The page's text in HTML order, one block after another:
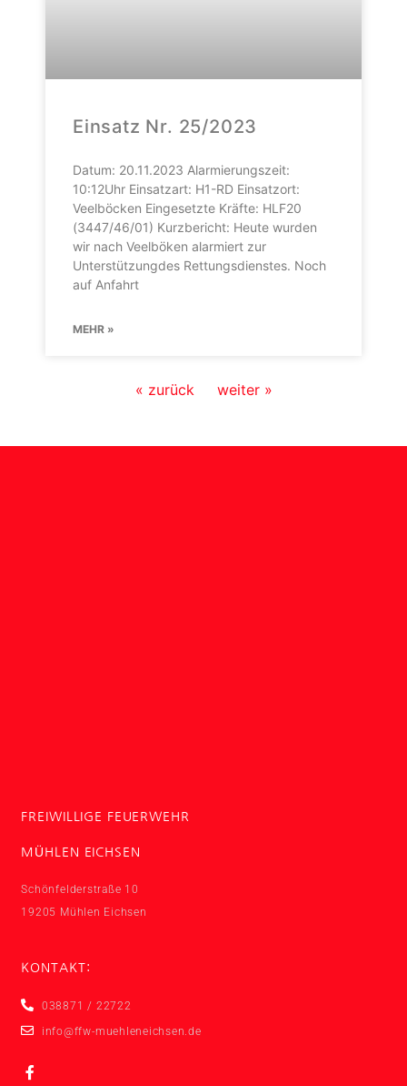
Einsatz Nr. 25/2023
Datum: 20.11.2023 Alarmierungszeit:
10:12Uhr Einsatzart: H1-RD Einsatzort:
Veelböcken Eingesetzte Kräfte: HLF20
(3447/46/01) Kurzbericht: Heute wurden
wir nach Veelböken alarmiert zur
Unterstützungdes Rettungsdienstes. Noch
auf Anfahrt
MEHR »
« zurück weiter »
FREIWILLIGE FEUERWEHR
MÜHLEN EICHSEN
Schönfelderstraße 10
19205 Mühlen Eichsen
KONTAKT:
038871 / 22722
info@ffw-muehleneichsen.de